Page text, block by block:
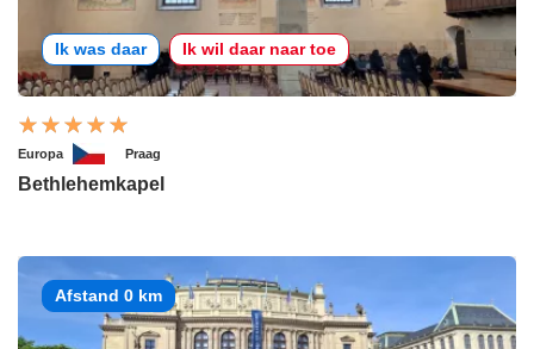
Ik was daar Ik wil daar naar toe
Europa Praag
Bethlehemkapel
Afstand 0 km